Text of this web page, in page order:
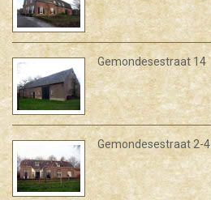
Gemondesestraat 14
Gemondesestraat 2-4